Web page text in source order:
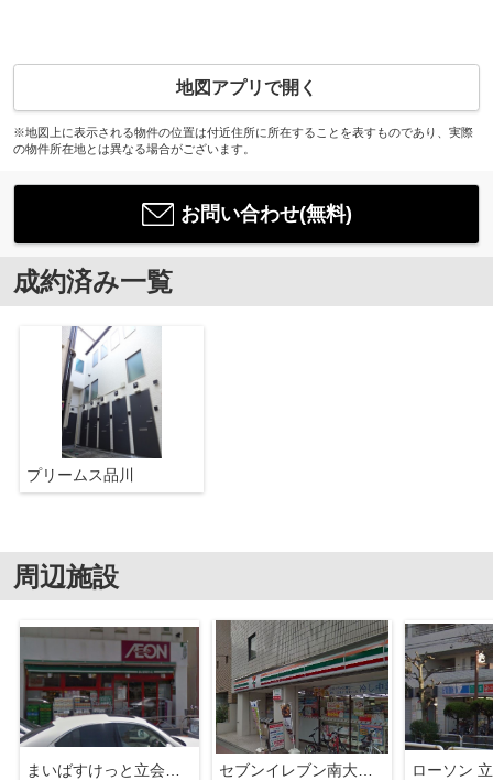
地図アプリで開く
※地図上に表示される物件の位置は付近住所に所在することを表すものであり、実際
の物件所在地とは異なる場合がございます。
お問い合わせ(無料)
成約済み一覧
プリームス品川
周辺施設
セブンイレブン南大井浜川店
ローソン